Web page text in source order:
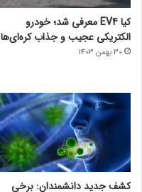
کیا EV4 معرفی شد؛ خودرو
الکتریکی عجیب و جذاب کره‌ای‌ها
30 بهمن 1403
کشف جدید دانشمندان: برخی